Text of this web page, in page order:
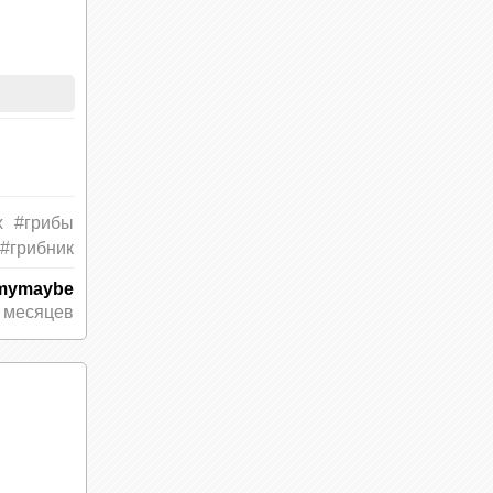
#грибы
#грибник
месяцев